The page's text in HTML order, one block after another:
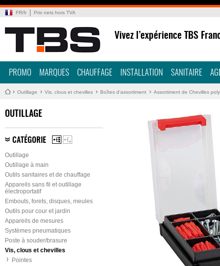
FR/fr Prix nets hors TVA
Vivez l’expérience TBS
PROMO MARQUES CHAUFFAGE INSTALLATION SANITAIRE
Outillage Vis, clous et chevilles Boîtes d'assortiment Assortiment de Chevilles
OUTILLAGE
CATÉGORIE
Outillage
Outillage à main
Outils sanitaires et de chauffage
Appareils sans fil et outillage
électroportatif
Embouts, forets, disques, meules
Outils pour cour et jardin
Appareils de mesures
Systèmes pneumatiques
Poste à souder/brasure
Vis, clous et chevilles
Pointes